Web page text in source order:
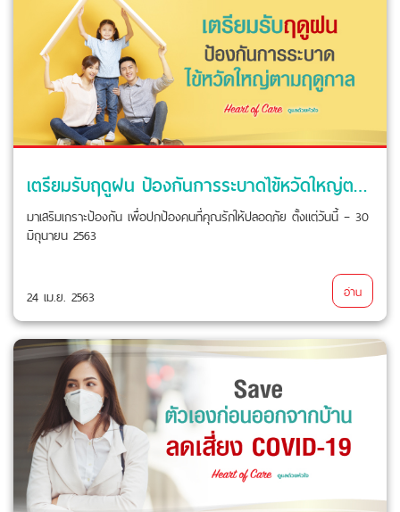
เตรียมรับฤดูฝน ป้องกันการระบาดไข้หวัดใหญ่ตามฤดูกาล
มาเสริมเกราะป้องกัน เพื่อปกป้องคนที่คุณรักให้ปลอดภัย ตั้งแต่วันนี้ – 30
มิถุนายน 2563
24 เม.ย. 2563 อ่าน